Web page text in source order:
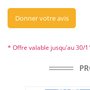
Donner votre avis
* Offre valable jusqu'au 30/